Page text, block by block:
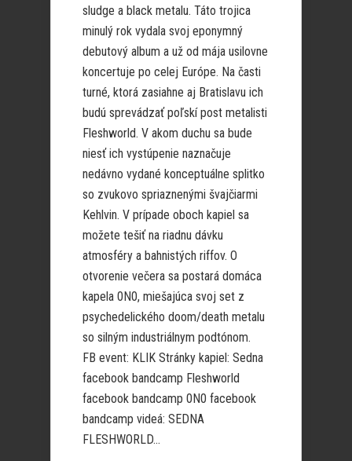
sludge a black metalu. Táto trojica
minulý rok vydala svoj eponymný
debutový album a už od mája usilovne
koncertuje po celej Európe. Na časti
turné, ktorá zasiahne aj Bratislavu ich
budú sprevádzať poľskí post metalisti
Fleshworld. V akom duchu sa bude
niesť ich vystúpenie naznačuje
nedávno vydané konceptuálne splitko
so zvukovo spriaznenými švajčiarmi
Kehlvin. V prípade oboch kapiel sa
možete tešiť na riadnu dávku
atmosféry a bahnistých riffov. O
otvorenie večera sa postará domáca
kapela 0N0, miešajúca svoj set z
psychedelického doom/death metalu
so silným industriálnym podtónom.
FB event: KLIK Stránky kapiel: Sedna
facebook bandcamp Fleshworld
facebook bandcamp 0N0 facebook
bandcamp videá: SEDNA
FLESHWORLD...